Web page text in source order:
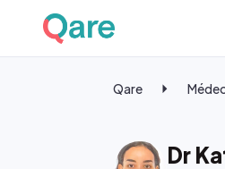
Qare
Dr